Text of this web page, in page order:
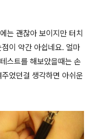
는 괜찮아 보이지만 터치
이 약간 아쉽네요. 얼마
스트를 해보았을때는 손
었던걸 생각하면 아쉬운